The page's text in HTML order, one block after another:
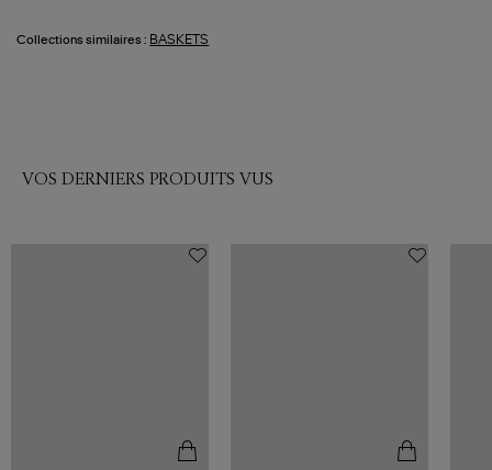
Collections similaires : BASKETS
VOS DERNIERS PRODUITS VUS